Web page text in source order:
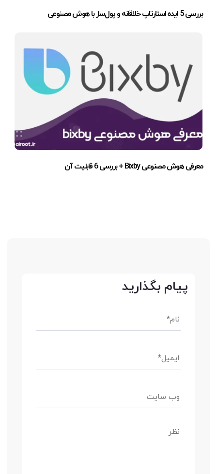
بررسی 5 ایده استارتاپ خلاقانه و پول‌ساز با هوش مصنوعی
معرفی هوش مصنوعی Bixby + بررسی 6 قابلیت آن
پیام بگذارید